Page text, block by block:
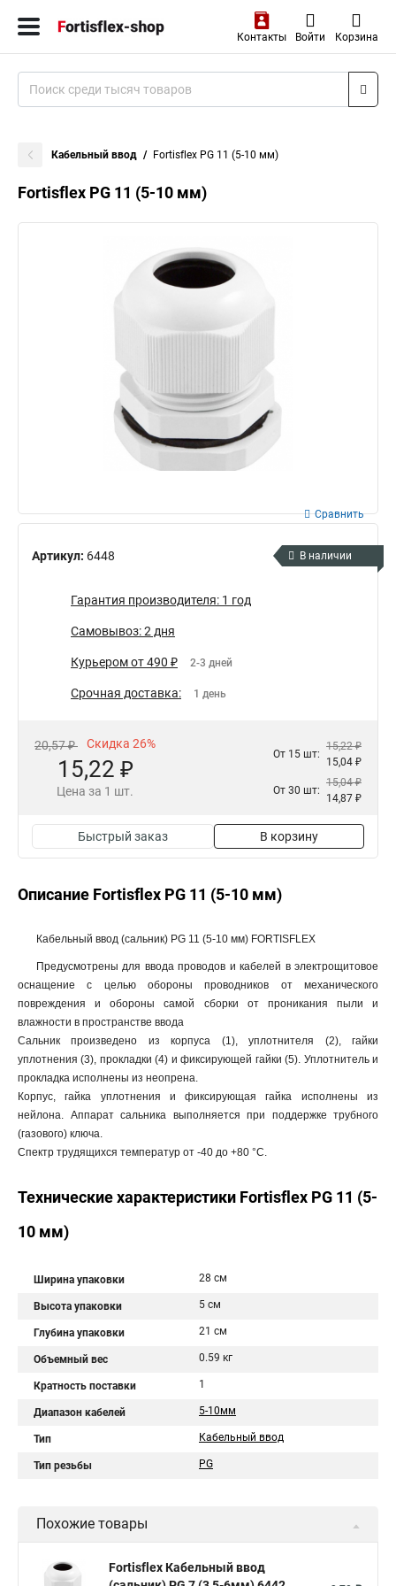
Контакты Войти Корзина
Кабельный ввод Fortisflex PG 11 (5-10 мм)
Fortisflex PG 11 (5-10 мм)
Артикул: 6448
Сравнить
В наличии
Гарантия производителя: 1 год
Самовывоз: 2 дня
Курьером от 490 ₽ 2-3 дней
Срочная доставка: 1 день
20,57 ₽ Скидка 26%
15,22 ₽
Цена за 1 шт.
От 15 шт:
15,22 ₽
15,04 ₽
От 30 шт:
15,04 ₽
14,87 ₽
Быстрый заказ В корзину
Описание Fortisflex PG 11 (5-10 мм)
Кабельный ввод (сальник) PG 11 (5-10 мм) FORTISFLEX
Предусмотрены для ввода проводов и кабелей в электрощитовое
оснащение с целью обороны проводников от механического
повреждения и обороны самой сборки от проникания пыли и
влажности в пространстве ввода
Сальник произведено из корпуса (1), уплотнителя (2), гайки
уплотнения (3), прокладки (4) и фиксирующей гайки (5). Уплотнитель и
прокладка исполнены из неопрена.
Корпус, гайка уплотнения и фиксирующая гайка исполнены из
нейлона. Аппарат сальника выполняется при поддержке трубного
(газового) ключа.
Спектр трудящихся температур от -40 до +80 °С.
Технические характеристики Fortisflex PG 11 (5-
10 мм)
Ширина упаковки 28 см
Высота упаковки 5 см
Глубина упаковки 21 см
Объемный вес 0.59 кг
Кратность поставки 1
Диапазон кабелей 5-10мм
Тип Кабельный ввод
Тип резьбы PG
Похожие товары
Fortisflex Кабельный ввод